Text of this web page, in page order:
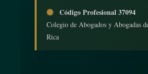
Código Profesional 37094
Colegio de Abogados y Abogadas
Rica